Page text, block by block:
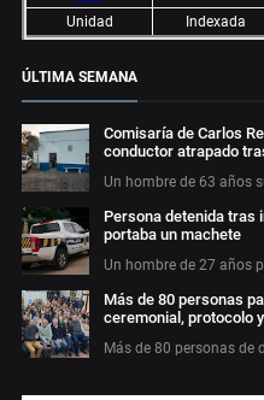
Unidad
Indexada
ÚLTIMA SEMANA
Comisaría de Carlos
conductor atrapado
Un hombre de 63 años
Persona detenida tras
portaba un machete
Un hombre de 27 años
Más de 80 personas
ceremonial, protocolo
Más de 80 personas de